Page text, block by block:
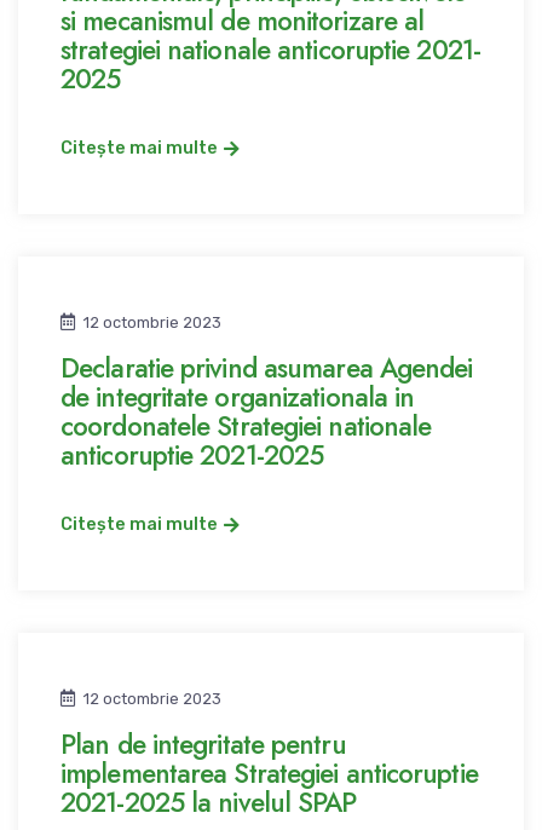
si mecanismul de monitorizare al
strategiei nationale anticoruptie 2021-
2025
Citește mai multe
12 octombrie 2023
Declaratie privind asumarea Agendei
de integritate organizationala in
coordonatele Strategiei nationale
anticoruptie 2021-2025
Citește mai multe
12 octombrie 2023
Plan de integritate pentru
implementarea Strategiei anticoruptie
2021-2025 la nivelul SPAP